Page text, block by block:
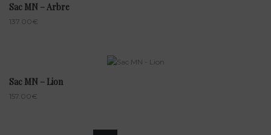
Sac MN – Arbre
137.00€
Sac MN – Lion
157.00€